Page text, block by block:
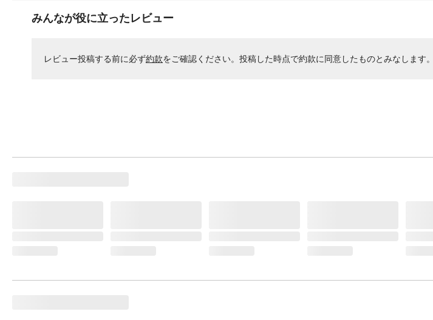
みんなが役に立ったレビュー
レビュー投稿する前に必ず約款をご確認ください。投稿した時点で約款に同意したものとみなします。